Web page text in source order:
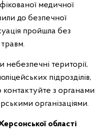
медичної
до безпечної
пройшла без
території,
підрозділів,
з органами
організаціями.
Херсонської області